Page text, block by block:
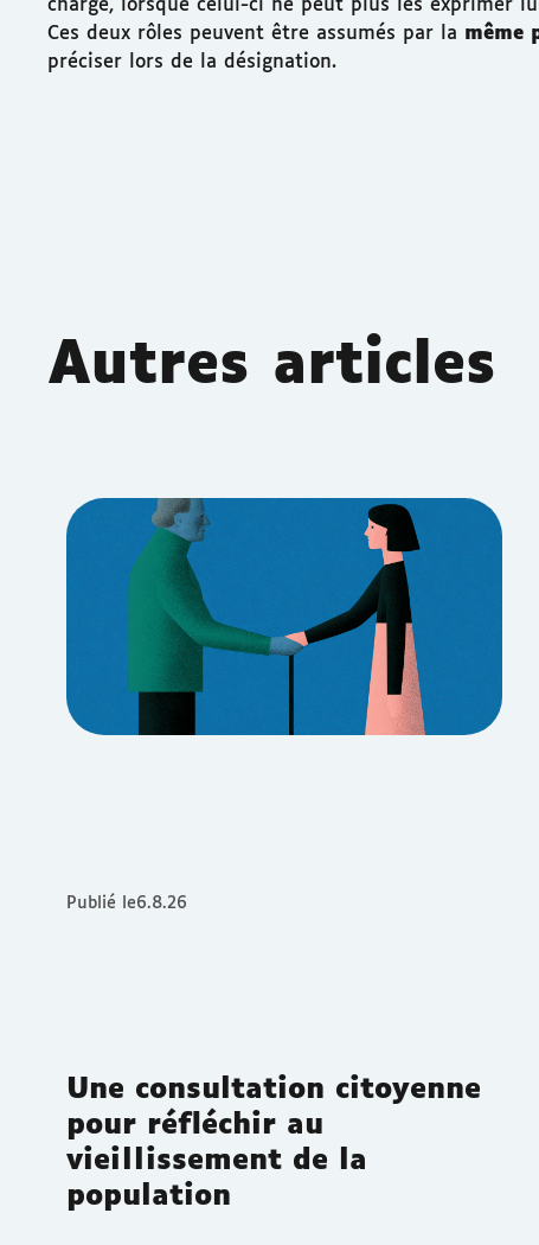
charge, lorsque celui-ci ne peut plus les exprimer
Ces deux rôles peuvent être assumés par la même
préciser lors de la désignation.
Autres articles
Publié le6.8.26
Une consultation citoyenne
pour réfléchir au
vieillissement de la
population